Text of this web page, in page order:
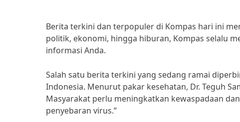
Berita terkini dan terpopuler di Kompas hari ini
politik, ekonomi, hingga hiburan, Kompas selalu
informasi Anda.
Salah satu berita terkini yang sedang ramai
Indonesia. Menurut pakar kesehatan, Dr. Teguh
Masyarakat perlu meningkatkan kewaspadaan
penyebaran virus.”